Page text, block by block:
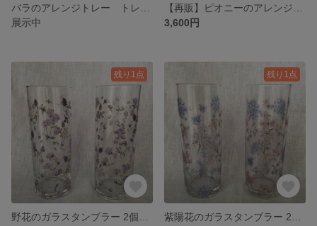
展示中
3,600円
残り1点 残り1点